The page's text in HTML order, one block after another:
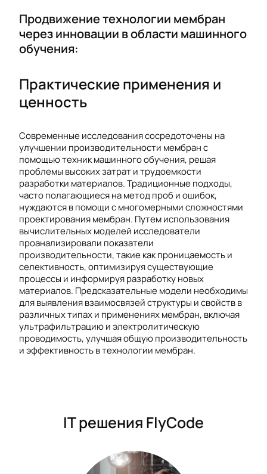
Продвижение технологии мембран
через инновации в области машинного
обучения:
Практические применения и
ценность
Современные исследования сосредоточены на
улучшении производительности мембран с
помощью техник машинного обучения, решая
проблемы высоких затрат и трудоемкости
разработки материалов. Традиционные подходы,
часто полагающиеся на метод проб и ошибок,
нуждаются в помощи с многомерными сложностями
проектирования мембран. Путем использования
вычислительных моделей исследователи
проанализировали показатели
производительности, такие как проницаемость и
селективность, оптимизируя существующие
процессы и информируя разработку новых
материалов. Предсказательные модели необходимы
для выявления взаимосвязей структуры и свойств в
различных типах и применениях мембран, включая
ультрафильтрацию и электролитическую
проводимость, улучшая общую производительность
и эффективность в технологии мембран.
IT решения FlyCode